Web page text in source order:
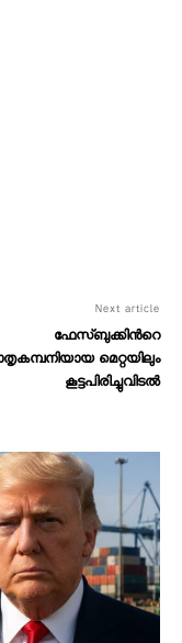
Next article
ഫേസ്ബുക്കിന്‍റെ
മെറ്റയിലും
കൂട്ടപിരിച്ചുവിടൽ